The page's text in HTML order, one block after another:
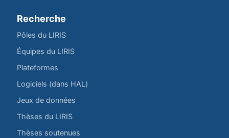
Recherche
Pôles du LIRIS
Équipes du LIRIS
Plateformes
Logiciels (dans HAL)
Jeux de données
Thèses du LIRIS
Thèses soutenues